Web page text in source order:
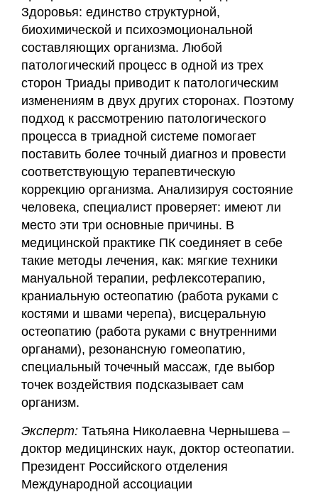
Здоровья: единство структурной,
биохимической и психоэмоциональной
составляющих организма. Любой
патологический процесс в одной из трех
сторон Триады приводит к патологическим
изменениям в двух других сторонах. Поэтому
подход к рассмотрению патологического
процесса в триадной системе помогает
поставить более точный диагноз и провести
соответствующую терапевтическую
коррекцию организма. Анализируя состояние
человека, специалист проверяет: имеют ли
место эти три основные причины. В
медицинской практике ПК соединяет в себе
такие методы лечения, как: мягкие техники
мануальной терапии, рефлексотерапию,
краниальную остеопатию (работа руками с
костями и швами черепа), висцеральную
остеопатию (работа руками с внутренними
органами), резонансную гомеопатию,
специальный точечный массаж, где выбор
точек воздействия подсказывает сам
организм.
Эксперт: Татьяна Николаевна Чернышева –
доктор медицинских наук, доктор остеопатии.
Президент Российского отделения
Международной ассоциации